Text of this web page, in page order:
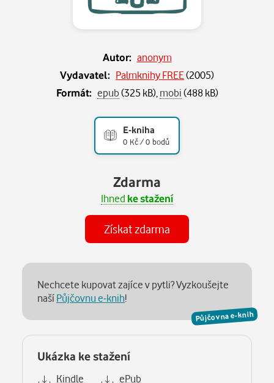
Autor: anonym
Vydavatel: Palmknihy FREE(2005)
Formát: epub(325 kB), mobi(488 kB)
E-kniha
0 Kč / 0 bodů
Zdarma
Ihned ke stažení
Získat zdarma
Půjčovna e-knih
Nechcete kupovat zajíce v pytli? Vyzkoušejte
našíPůjčovnu e-knih!
Ukázka ke stažení
Kindle ePub